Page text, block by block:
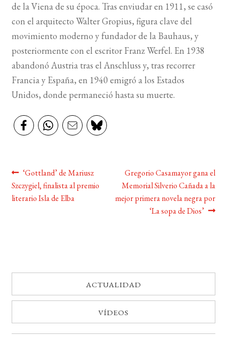
de la Viena de su época. Tras enviudar en 1911, se casó
con el arquitecto Walter Gropius, figura clave del
movimiento moderno y fundador de la Bauhaus, y
posteriormente con el escritor Franz Werfel. En 1938
abandonó Austria tras el Anschluss y, tras recorrer
Francia y España, en 1940 emigró a los Estados
Unidos, donde permaneció hasta su muerte.
Navegación
de
Anterior:
‘Gottland’ de Mariusz
Szczygiel, finalista al premio
literario Isla de Elba
Siguiente:
Gregorio Casamayor gana el
Memorial Silverio Cañada a la
mejor primera novela negra por
‘La sopa de Dios’
ACTUALIDAD
VÍDEOS